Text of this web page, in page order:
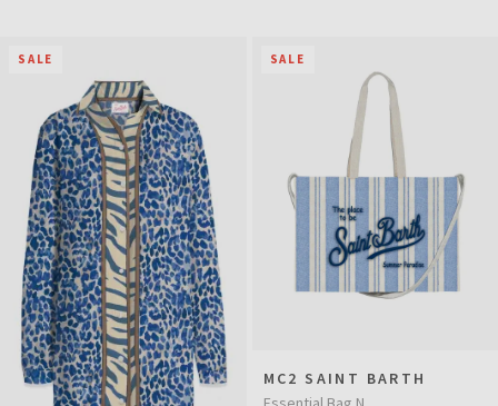
SALE SALE
MC2 SAINT BARTH